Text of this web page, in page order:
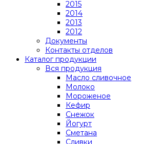
2015
2014
2013
2012
Документы
Контакты отделов
Каталог продукции
Вся продукция
Масло сливочное
Молоко
Мороженое
Кефир
Снежок
Йогурт
Сметана
Сливки